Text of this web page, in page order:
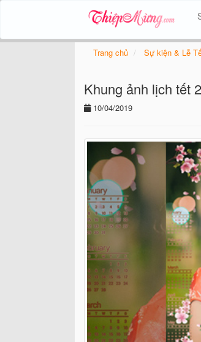
Trang chủ Sự kiện & Lễ
Khung ảnh lịch tết
10/04/2019